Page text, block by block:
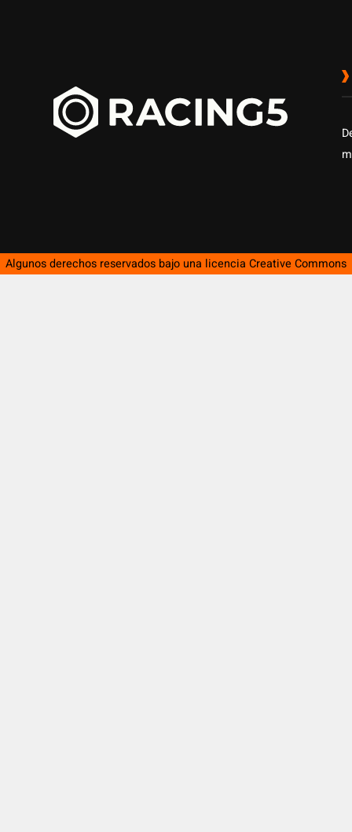
Algunos derechos reservados bajo una licencia Creative Commons